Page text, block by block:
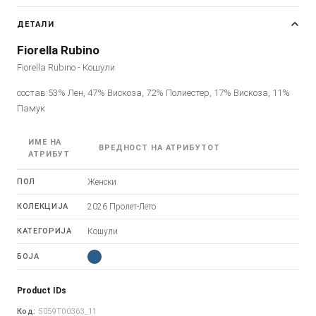
ДЕТАЛИ
Fiorella Rubino
Fiorella Rubino - Кошули
состав:53% Лен, 47% Вискоза, 72% Полиестер, 17% Вискоза, 11%
Памук
ИМЕ НА
АТРИБУТ
ВРЕДНОСТ НА АТРИБУТОТ
ПОЛ Женски
КОЛЕКЦИЈА 2026 Пролет-Лето
КАТЕГОРИЈА Кошули
БОЈА
Product IDs
Код: 5059T00363_11